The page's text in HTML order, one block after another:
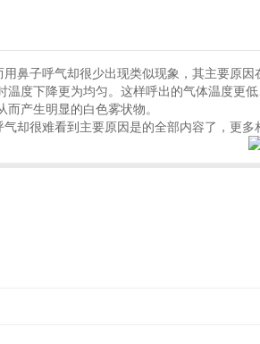
鼻子呼气却很少出现类似现象，其主要
度下降更为均匀。这样呼出的气体温度更
产生明显的白色雾状物。
却很难看到主要原因是的全部内容了，更多